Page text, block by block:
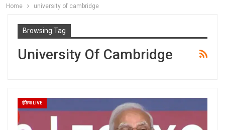
Home university of cambridge
Browsing Tag
University Of Cambridge
इंडिया LIVE